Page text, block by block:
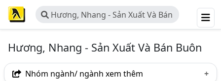
Hương, Nhang - Sản Xuất Và Bán
Buôn
Hương, Nhang - Sản Xuất Và Bán Buôn
Nhóm ngành/ ngành xem thêm